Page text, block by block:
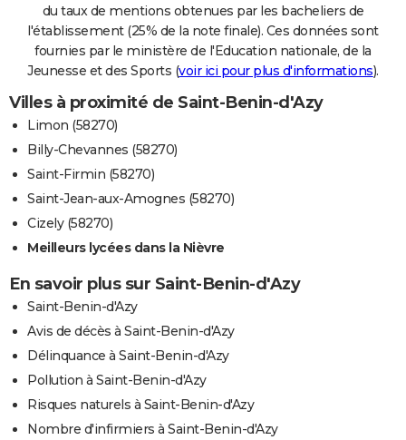
du taux de mentions obtenues par les bacheliers de
l'établissement (25% de la note finale). Ces données sont
fournies par le ministère de l'Education nationale, de la
Jeunesse et des Sports (voir ici pour plus d'informations).
Villes à proximité de Saint-Benin-d'Azy
Limon (58270)
Billy-Chevannes (58270)
Saint-Firmin (58270)
Saint-Jean-aux-Amognes (58270)
Cizely (58270)
Meilleurs lycées dans la Nièvre
En savoir plus sur Saint-Benin-d'Azy
Saint-Benin-d'Azy
Avis de décès à Saint-Benin-d'Azy
Délinquance à Saint-Benin-d'Azy
Pollution à Saint-Benin-d'Azy
Risques naturels à Saint-Benin-d'Azy
Nombre d'infirmiers à Saint-Benin-d'Azy